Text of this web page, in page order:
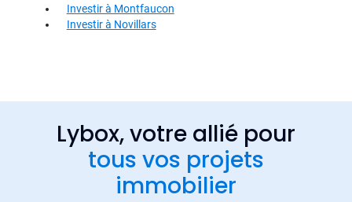
Investir à Montfaucon
Investir à Novillars
Lybox, votre allié pour
tous vos projets
immobilier